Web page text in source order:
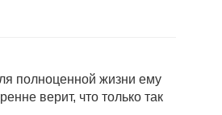
полноценной жизни ему
верит, что только так